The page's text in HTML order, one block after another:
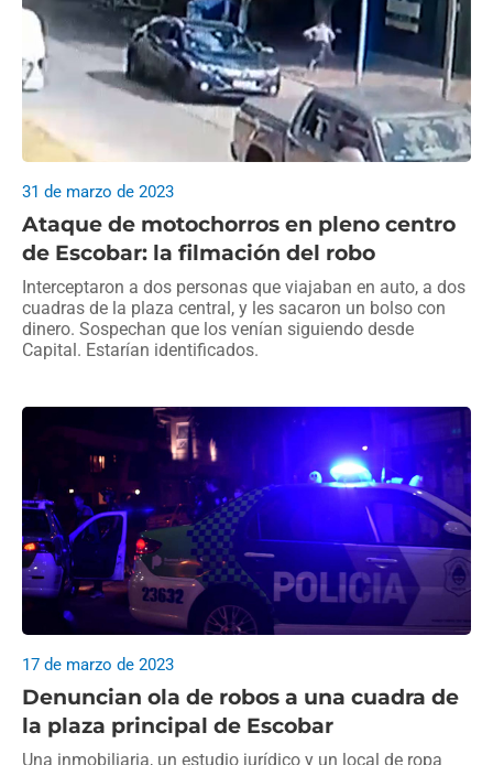
Ataque de motochorros en pleno centro
de Escobar: la filmación del robo
31 de marzo de 2023
Interceptaron a dos personas que viajaban en auto, a dos
cuadras de la plaza central, y les sacaron un bolso con
dinero. Sospechan que los venían siguiendo desde
Capital. Estarían identificados.
Denuncian ola de robos a una cuadra de
la plaza principal de Escobar
17 de marzo de 2023
Una inmobiliaria, un estudio jurídico y un local de ropa